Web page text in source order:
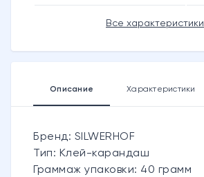
Все характеристики
Описание Характеристики
Бренд: SILWERHOF
Тип: Клей-карандаш
Граммаж упаковки: 40 грамм